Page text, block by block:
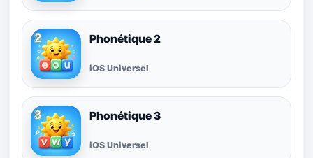
Phonétique 2
iOS Universel
Phonétique 3
iOS Universel